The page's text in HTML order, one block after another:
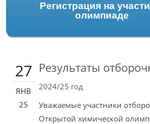
Регистрация на
олимпиаде
27
ЯНВ
25
Результаты
2024/25 год
Уважаемые участники
Открытой химической